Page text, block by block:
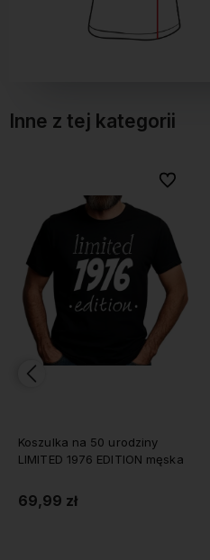
Inne z tej kategorii
Koszulka na 50 urodziny
LIMITED 1976 EDITION męska
69,99 zł
Do
Do